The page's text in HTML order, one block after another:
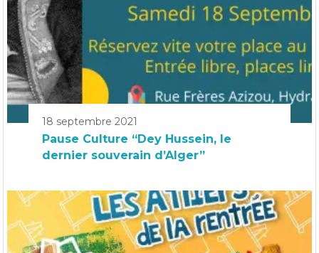
18 septembre 2021
Pause Culture “Dey Hussein, le
dernier souverain d’Alger”